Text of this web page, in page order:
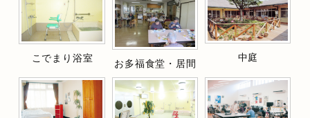
こでまり浴室
お多福食堂・居間
中庭